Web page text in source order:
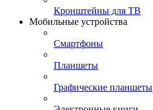
Кронштейны для ТВ
Мобильные устройства
Смартфоны
Планшеты
Графические планшеты